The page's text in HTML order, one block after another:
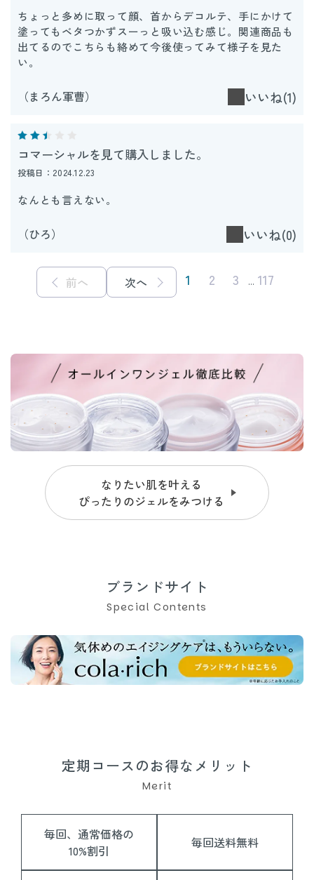
ちょっと多めに取って顔、首からデコルテ、手にかけて
塗ってもベタつかずスーっと吸い込む感じ。関連商品も
出てるのでこちらも絡めて今後使ってみて様子を見た
い。
（まろん軍曹） いいね(1)
コマーシャルを見て購入しました。
投稿日：2024.12.23
なんとも言えない。
（ひろ） いいね(0)
前へ 1 2 3 ... 117
次へ
なりたい肌を叶える
ぴったりのジェルをみつける
ブランドサイト
Special Contents
定期コースのお得なメリット
Merit
毎回、通常価格の
10%割引
毎回送料無料